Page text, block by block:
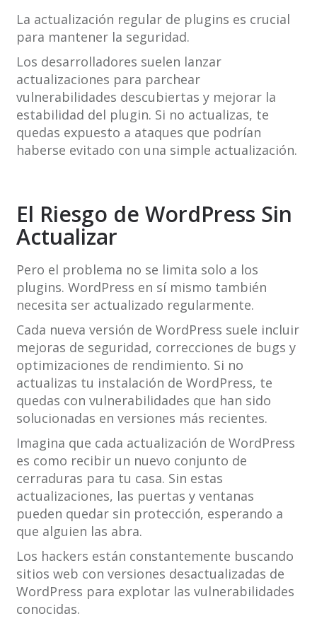
La actualización regular de plugins es crucial
para mantener la seguridad.
Los desarrolladores suelen lanzar
actualizaciones para parchear
vulnerabilidades descubiertas y mejorar la
estabilidad del plugin. Si no actualizas, te
quedas expuesto a ataques que podrían
haberse evitado con una simple actualización.
El Riesgo de WordPress Sin
Actualizar
Pero el problema no se limita solo a los
plugins. WordPress en sí mismo también
necesita ser actualizado regularmente.
Cada nueva versión de WordPress suele incluir
mejoras de seguridad, correcciones de bugs y
optimizaciones de rendimiento. Si no
actualizas tu instalación de WordPress, te
quedas con vulnerabilidades que han sido
solucionadas en versiones más recientes.
Imagina que cada actualización de WordPress
es como recibir un nuevo conjunto de
cerraduras para tu casa. Sin estas
actualizaciones, las puertas y ventanas
pueden quedar sin protección, esperando a
que alguien las abra.
Los hackers están constantemente buscando
sitios web con versiones desactualizadas de
WordPress para explotar las vulnerabilidades
conocidas.